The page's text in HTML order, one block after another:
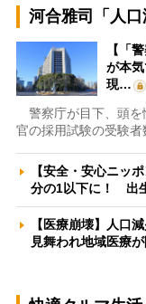
河合雅司「人口
【「
が本
現…
警察庁が目下、頭を
官の採用試験の受験
【安全・安心ニッ
分の1以下に！ 出
【医療崩壊】人口
見舞われ地域医療